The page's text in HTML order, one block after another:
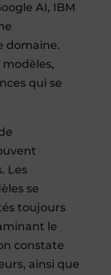
AI, IBM
domaine.
qui se
Les
se
toujours
le
constate
ainsi que